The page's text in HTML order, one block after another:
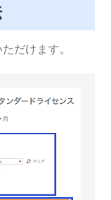
だけます。